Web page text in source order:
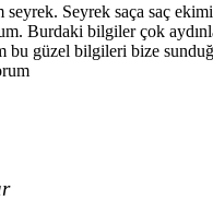
seyrek. Seyrek saça saç ekimi
Burdaki bilgiler çok
bu güzel bilgileri bize